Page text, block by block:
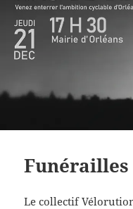
Le collectif